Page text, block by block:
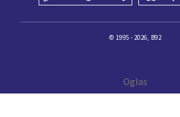
© 1995 - 2026, B92